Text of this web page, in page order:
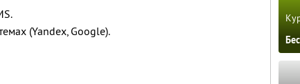
(Yandex, Google).